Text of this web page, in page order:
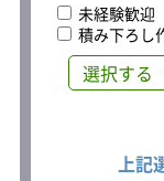
未経験歓迎
積み下ろし
選択する
上記